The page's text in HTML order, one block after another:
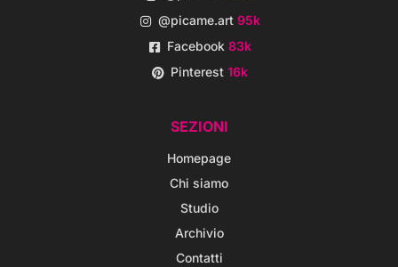
@picame.art95k
Facebook83k
Pinterest16k
SEZIONI
Homepage
Chi siamo
Studio
Archivio
Contatti